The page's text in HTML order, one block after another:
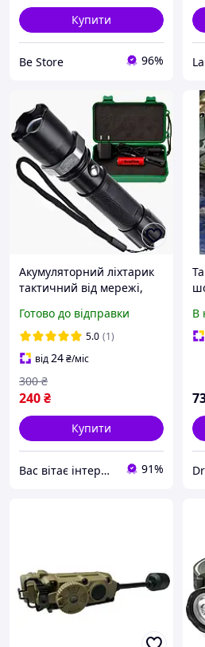
Купити
Be Store 96%
Акумуляторний ліхтарик
тактичний від мережі,
BL-T8628-XPE / Ручний
ліхтарик з кріпленням
для велосипеда
Готово до відправки
5.0 (1)
від24₴/міс
240₴
300 ₴
Купити
Вас вітає інтернет магазин SvetOn! 91%
В